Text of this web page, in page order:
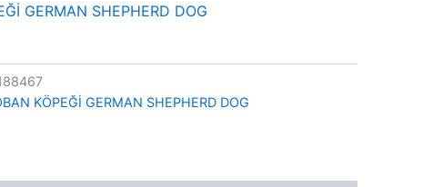
GERMAN SHEPHERD DOG
KÖPEĞİ GERMAN SHEPHERD DOG